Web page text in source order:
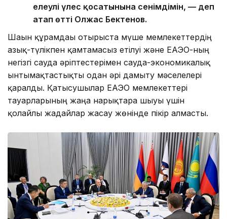
елеулі үлес қосатынына сенімдімін, — деп
атап өтті Олжас Бектенов.
Шағын құрамдағы отырыста мүше мемлекеттердің
азық-түлікпен қамтамасыз етілуі және ЕАЭО-ның
негізгі сауда әріптестерімен сауда-экономикалық
ынтымақтастықты одан әрі дамыту мәселелері
қаралды. Қатысушылар ЕАЭО мемлекеттері
тауарларының жаңа нарықтарға шығуы үшін
қолайлы жағдайлар жасау жөнінде пікір алмасты.